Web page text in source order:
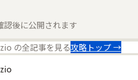
後に公開されます
の全記事を見る攻略トップ →